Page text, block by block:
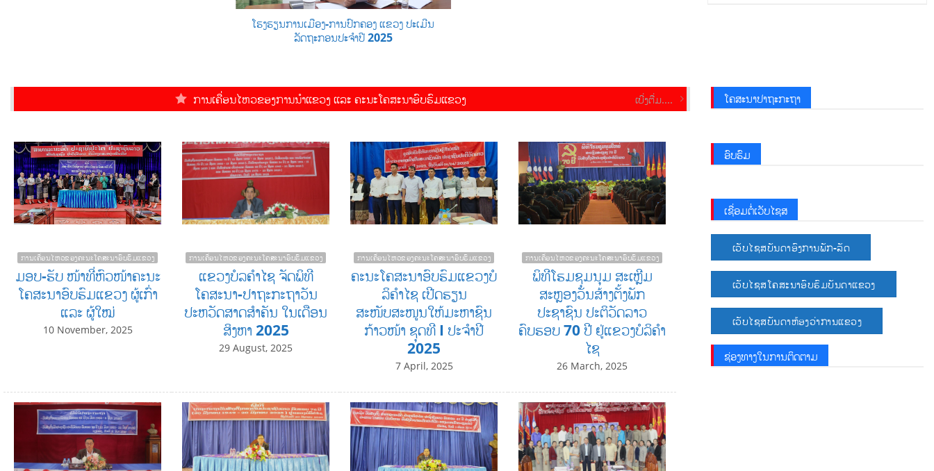
ໂຮງຮຽນການເມືອງ-ການປົກຄອງ ແຂວງ ປະເມີນ
ລັດຖະກອນປະຈຳປີ 2025
ການເຄື່ອນໄຫວຂອງການນຳແຂວງ ແລະ ຄະນະໂຄສະນາອົບຮົມແຂວງ ເບີ່ງຕື່ມ....
ການເຄື່ອນໄຫວຂອງຄະນະໂຄສະນາອົບຮົມແຂວງ
ມອບ-ຮັບ ໜ້າທີ່ຫົວໜ້າຄະນະ
ໂຄສະນາອົບຮົມແຂວງ ຜູ້ເກົ່າ
ແລະ ຜູ້ໃໝ່
10 November, 2025
ການເຄື່ອນໄຫວຂອງຄະນະໂຄສະນາອົບຮົມແຂວງ
ແຂວງບໍລຄໍາໄຊ ຈັດພິທີ
ໂຄສະນາ-ປາຖະກະຖາວັນ
ປະຫວັດສາດສໍາຄັນ ໃນເດືອນ
ສິງຫາ 2025
29 August, 2025
ການເຄື່ອນໄຫວຂອງຄະນະໂຄສະນາອົບຮົມແຂວງ
ຄະນະໂຄສະນາອົບຮົມແຂວງບໍ
ລິຄໍາໄຊ ເປີດຮຽນ
ສະໜັບສະໜູນໃຫ້ມະຫາຊົນ
ກ້າວໜ້າ ຊຸດທີ I ປະຈໍາປີ
2025
7 April, 2025
ການເຄື່ອນໄຫວຂອງຄະນະໂຄສະນາອົບຮົມແຂວງ
ພິທີໂຮມຊຸມນຸມ ສະເຫຼີມ
ສະຫຼອງວັນສ້າງຕັ້ງພັກ
ປະຊາຊົນ ປະຕິວັດລາວ
ຄົບຮອບ 70 ປີ ຢູ່ແຂວງບໍລິຄໍາ
ໄຊ
26 March, 2025
ໂຄສະນາປາຖະກະຖາ
ອົບຮົມ
ເຊື່ອມຕໍ່ເວັບໄຊສ
ເວັບໄຊສບັນດາອົງການພັກ-ລັດ
ເວັບໄຊສໂຄສະນາອົບຮົມບັນດາແຂວງ
ເວັບໄຊສບັນດາຫ້ອງວ່າການແຂວງ
ຊ່ອງທາງໃນການຕິດຕາມ